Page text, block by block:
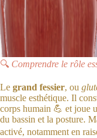
🔍 Comprendre le rôle
Le grand fessier, ou
muscle esthétique. Il
corps humain 💪 et joue
du bassin et la posture.
activé, notamment en